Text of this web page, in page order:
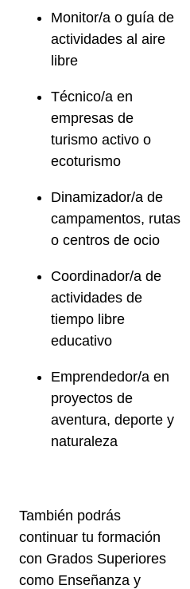
Monitor/a o guía de
actividades al aire
libre
Técnico/a en
empresas de
turismo activo o
ecoturismo
Dinamizador/a de
campamentos, rutas
o centros de ocio
Coordinador/a de
actividades de
tiempo libre
educativo
Emprendedor/a en
proyectos de
aventura, deporte y
naturaleza
También podrás
continuar tu formación
con Grados Superiores
como Enseñanza y